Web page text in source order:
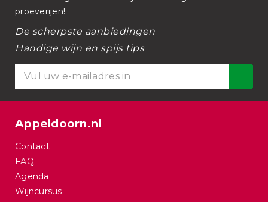
proeverijen!
De scherpste aanbiedingen
Handige wijn en spijs tips
Appeldoorn.nl
Contact
FAQ
Agenda
Wijncursus